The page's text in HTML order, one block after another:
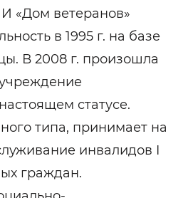
«Дом ветеранов»
в 1995 г. на базе
В 2008 г. произошла
статусе.
типа, принимает на
инвалидов I
граждан.